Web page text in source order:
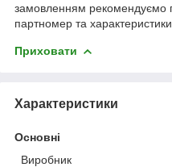
замовленням рекомендуємо
партномер та характеристики
Приховати
Характеристики
Основні
Виробник